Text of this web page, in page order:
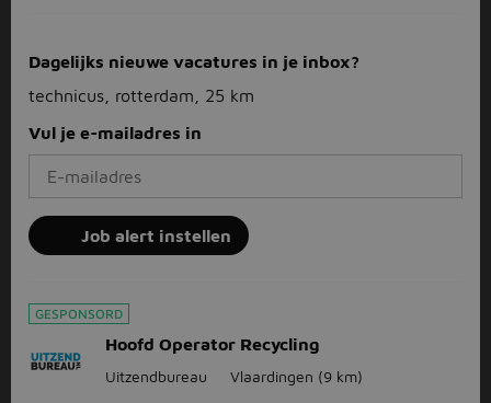
Dagelijks nieuwe vacatures in je inbox?
technicus, rotterdam, 25 km
Vul je e-mailadres in
Job alert instellen
GESPONSORD
Hoofd Operator Recycling
Uitzendbureau Vlaardingen (9 km)